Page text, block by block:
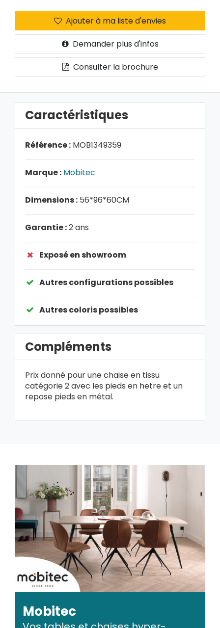
Ajouter à ma liste d'envies
Demander plus d'infos
Consulter la brochure
Caractéristiques
Référence : MOB1349359
Marque : Mobitec
Dimensions : 56*96*60CM
Garantie :2 ans
Exposé en showroom
Autres configurations possibles
Autres coloris possibles
Compléments
Prix donné pour une chaise en tissu
catégorie 2 avec les pieds en hetre et un
repose pieds en métal.
Mobitec